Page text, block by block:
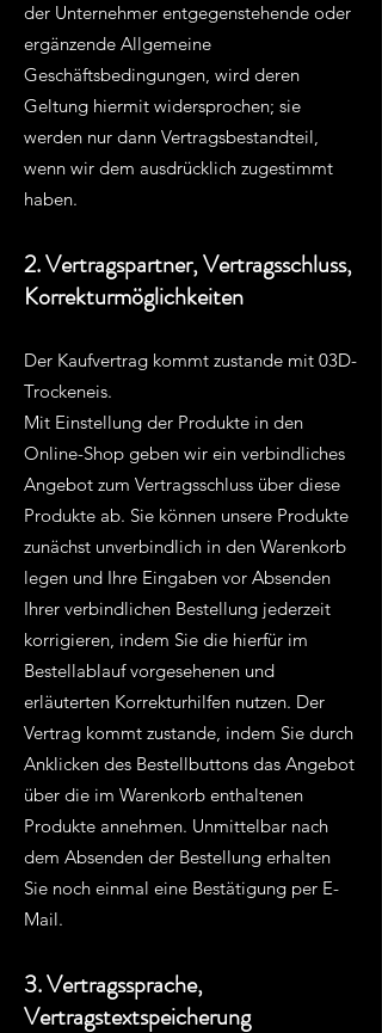
der Unternehmer entgegenstehende oder
ergänzende Allgemeine
Geschäftsbedingungen, wird deren
Geltung hiermit widersprochen; sie
werden nur dann Vertragsbestandteil,
wenn wir dem ausdrücklich zugestimmt
haben.
2. Vertragspartner, Vertragsschluss,
Korrekturmöglichkeiten
Der Kaufvertrag kommt zustande mit 03D-
Trockeneis.
Mit Einstellung der Produkte in den
Online-Shop geben wir ein verbindliches
Angebot zum Vertragsschluss über diese
Produkte ab. Sie können unsere Produkte
zunächst unverbindlich in den Warenkorb
legen und Ihre Eingaben vor Absenden
Ihrer verbindlichen Bestellung jederzeit
korrigieren, indem Sie die hierfür im
Bestellablauf vorgesehenen und
erläuterten Korrekturhilfen nutzen. Der
Vertrag kommt zustande, indem Sie durch
Anklicken des Bestellbuttons das Angebot
über die im Warenkorb enthaltenen
Produkte annehmen. Unmittelbar nach
dem Absenden der Bestellung erhalten
Sie noch einmal eine Bestätigung per E-
Mail.
3. Vertragssprache,
Vertragstextspeicherung